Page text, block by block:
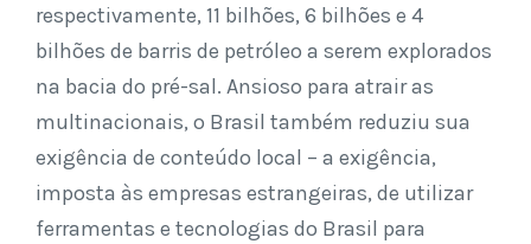
respectivamente, 11 bilhões, 6 bilhões e 4
bilhões de barris de petróleo a serem explorados
na bacia do pré-sal. Ansioso para atrair as
multinacionais, o Brasil também reduziu sua
exigência de conteúdo local – a exigência,
imposta às empresas estrangeiras, de utilizar
ferramentas e tecnologias do Brasil para